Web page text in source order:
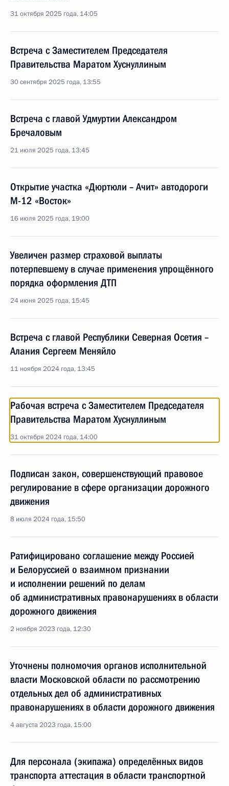
31 октября 2025 года, 14:05
Встреча с Заместителем Председателя
Правительства Маратом Хуснуллиным
30 сентября 2025 года, 13:55
Встреча с главой Удмуртии Александром
Бречаловым
21 июля 2025 года, 13:45
Открытие участка «Дюртюли – Ачит» автодороги
М-12 «Восток»
16 июля 2025 года, 19:00
Увеличен размер страховой выплаты
потерпевшему в случае применения упрощённого
порядка оформления ДТП
24 июня 2025 года, 15:45
Встреча с главой Республики Северная Осетия –
Алания Сергеем Меняйло
11 ноября 2024 года, 13:45
Рабочая встреча с Заместителем Председателя
Правительства Маратом Хуснуллиным
31 октября 2024 года, 14:00
Подписан закон, совершенствующий правовое
регулирование в сфере организации дорожного
движения
8 июля 2024 года, 15:50
Ратифицировано соглашение между Россией
и Белоруссией о взаимном признании
и исполнении решений по делам
об административных правонарушениях в области
дорожного движения
2 ноября 2023 года, 12:30
Уточнены полномочия органов исполнительной
власти Московской области по рассмотрению
отдельных дел об административных
правонарушениях в области дорожного движения
4 августа 2023 года, 15:00
Для персонала (экипажа) определённых видов
транспорта аттестация в области транспортной